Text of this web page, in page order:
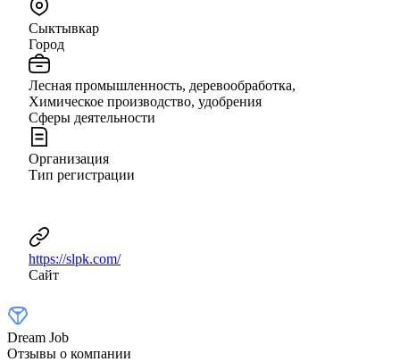
Сыктывкар
Город
Лесная промышленность, деревообработка,
Химическое производство, удобрения
Сферы деятельности
Организация
Тип регистрации
https://slpk.com/
Сайт
Dream Job
Отзывы о компании